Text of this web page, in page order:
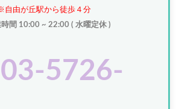
自由が丘駅から徒歩４分
間 10:00 ~ 22:00 ( 水曜定休 )
03-5726-